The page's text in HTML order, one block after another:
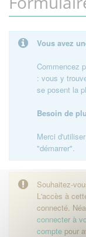
Vous avez
Commencez
: vous y
se posent la
Besoin de
Merci
"démarrer".
Souhaitez-
L'accès à
connecté.
connecter à
compte pour